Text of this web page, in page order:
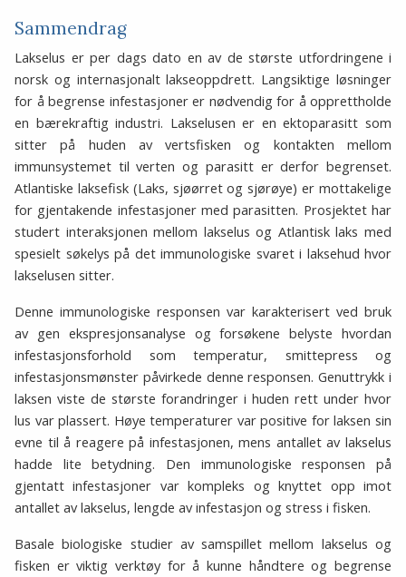
Sammendrag
Lakselus er per dags dato en av de største utfordringene i
norsk og internasjonalt lakseoppdrett. Langsiktige løsninger
for å begrense infestasjoner er nødvendig for å opprettholde
en bærekraftig industri. Lakselusen er en ektoparasitt som
sitter på huden av vertsfisken og kontakten mellom
immunsystemet til verten og parasitt er derfor begrenset.
Atlantiske laksefisk (Laks, sjøørret og sjørøye) er mottakelige
for gjentakende infestasjoner med parasitten. Prosjektet har
studert interaksjonen mellom lakselus og Atlantisk laks med
spesielt søkelys på det immunologiske svaret i laksehud hvor
lakselusen sitter.
Denne immunologiske responsen var karakterisert ved bruk
av gen ekspresjonsanalyse og forsøkene belyste hvordan
infestasjonsforhold som temperatur, smittepress og
infestasjonsmønster påvirkede denne responsen. Genuttrykk i
laksen viste de største forandringer i huden rett under hvor
lus var plassert. Høye temperaturer var positive for laksen sin
evne til å reagere på infestasjonen, mens antallet av lakselus
hadde lite betydning. Den immunologiske responsen på
gjentatt infestasjoner var kompleks og knyttet opp imot
antallet av lakselus, lengde av infestasjon og stress i fisken.
Basale biologiske studier av samspillet mellom lakselus og
fisken er viktig verktøy for å kunne håndtere og begrense